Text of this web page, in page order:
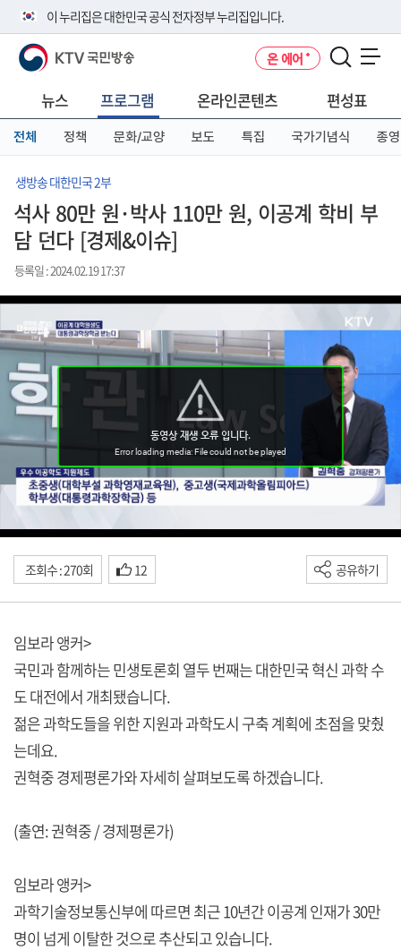
이 누리집은 대한민국 공식 전자정부 누리집입니다.
공식 누리집 주소 확인하기
니다.
이밖에 or.kr 또는 .kr등 다른 도메인 주소를 사용하고 있다면 아래 URL에
서 도메인 주소를 확인해 보세요
KTV 국민방송 온 에어
뉴스 프로그램 온라인콘텐츠 편성표
전체 정책 문화/교양 보도 특집 국가기념식 종영
생방송 대한민국 2부
석사 80만 원·박사 110만 원, 이공계 학비 부
담 던다 [경제&이슈]
등록일 : 2024.02.19 17:37
조회수 : 270회 12 공유하기
임보라 앵커>
국민과 함께하는 민생토론회 열두 번째는 대한민국 혁신 과학 수
도 대전에서 개최됐습니다.
젊은 과학도들을 위한 지원과 과학도시 구축 계획에 초점을 맞췄
는데요.
권혁중 경제평론가와 자세히 살펴보도록 하겠습니다.
(출연: 권혁중 / 경제평론가)
임보라 앵커>
과학기술정보통신부에 따르면 최근 10년간 이공계 인재가 30만
명이 넘게 이탈한 것으로 추산되고 있습니다.